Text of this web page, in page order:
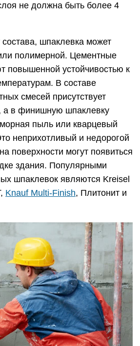
не должна быть более 4
состава, шпаклевка может
полимерной. Цементные
повышенной устойчивостью к
В составе
смесей присутствует
а в финишную шпаклевку
пыль или кварцевый
неприхотливый и недорогой
поверхности могут появиться
здания. Популярными
шпаклевок являются Kreisel
Knauf Multi-Finish, Плитонит и